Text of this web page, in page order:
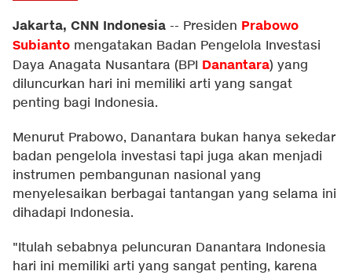
Jakarta, CNN Indonesia -- Presiden Prabowo
Subianto mengatakan Badan Pengelola Investasi
Daya Anagata Nusantara (BPI Danantara) yang
diluncurkan hari ini memiliki arti yang sangat
penting bagi Indonesia.
Menurut Prabowo, Danantara bukan hanya sekedar
badan pengelola investasi tapi juga akan menjadi
instrumen pembangunan nasional yang
menyelesaikan berbagai tantangan yang selama ini
dihadapi Indonesia.
"Itulah sebabnya peluncuran Danantara Indonesia
hari ini memiliki arti yang sangat penting, karena